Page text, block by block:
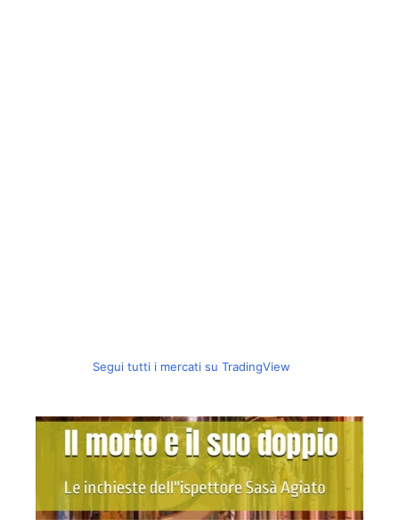
Segui tutti i mercati su TradingView